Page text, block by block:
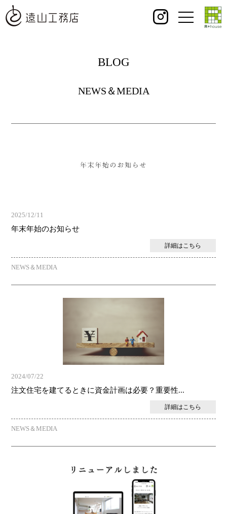
BLOG
NEWS＆MEDIA
2025/12/11
年末年始のお知らせ
詳細はこちら
NEWS＆MEDIA
2024/07/22
注文住宅を建てるときに資金計画は必要？重要性...
詳細はこちら
NEWS＆MEDIA